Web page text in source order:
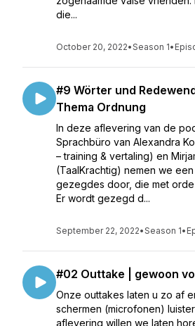
die...
October 20, 2022•Season 1•
#9 Wörter und
Thema Ordnung
In deze aflevering van de
Sprachbüro van Alexandra
– training & vertaling) en
(TaalKrachtig) nemen we
gezegdes door, die met
Er wordt gezegd d...
September 22, 2022•Season 1•
#02 Outtake | gewoon
Onze outtakes laten u zo af
schermen (microfonen)
aflevering willen we laten